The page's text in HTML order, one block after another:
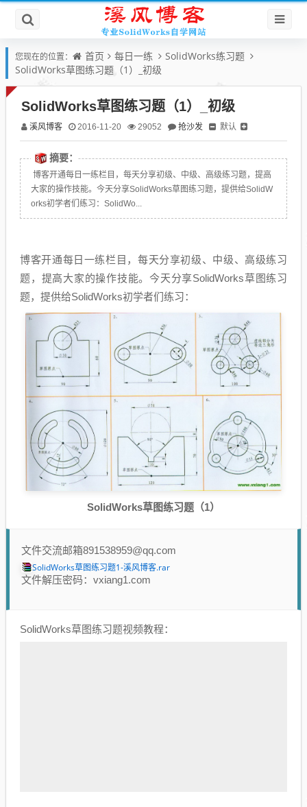
您现在的位置： 首页 每日一练
SolidWorks练习题
SolidWorks草图练习题（1）_初级
SolidWorks草图练习题（1）_初级
溪风博客 2016-11-20 29052 抢沙发 默认
摘要：
博客开通每日一练栏目，每天分享初级、中级、高级练习题，提高
大家的操作技能。今天分享SolidWorks草图练习题，提供给SolidW
orks初学者们练习：SolidWo...
博客开通每日一练栏目，每天分享初级、中级、高级练习
题，提高大家的操作技能。今天分享SolidWorks草图练习
题，提供给SolidWorks初学者们练习：
SolidWorks草图练习题（1）
文件交流邮箱891538959@qq.com
SolidWorks草图练习题1-溪风博客.rar
文件解压密码：vxiang1.com
SolidWorks草图练习题视频教程：